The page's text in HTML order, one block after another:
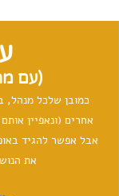
(עם
כמובן שלכל מנהל,
אחרים (ונאפיין
אבל אפשר להגיד
את